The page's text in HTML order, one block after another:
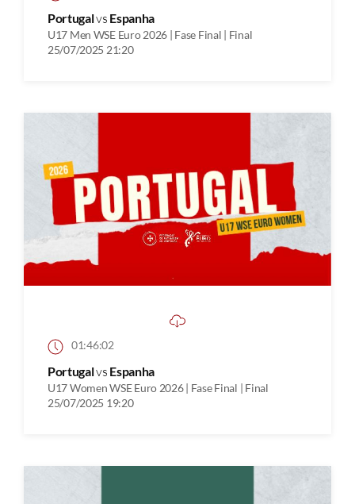
Portugalvs Espanha
U17 Men WSE Euro 2026 | Fase Final | Final
25/07/2025 21:20
01:46:02
Portugalvs Espanha
U17 Women WSE Euro 2026 | Fase Final | Final
25/07/2025 19:20